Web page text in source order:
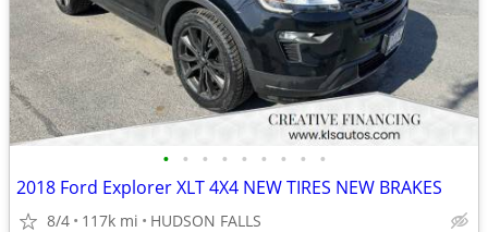
• • • • • • • • •
2018 Ford Explorer XLT 4X4 NEW TIRES NEW BRAKES
8/4 117k mi HUDSON FALLS